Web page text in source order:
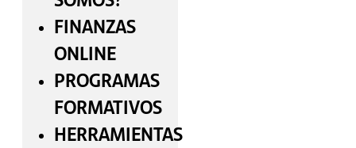
FINANZAS
ONLINE
PROGRAMAS
FORMATIVOS
HERRAMIENTAS